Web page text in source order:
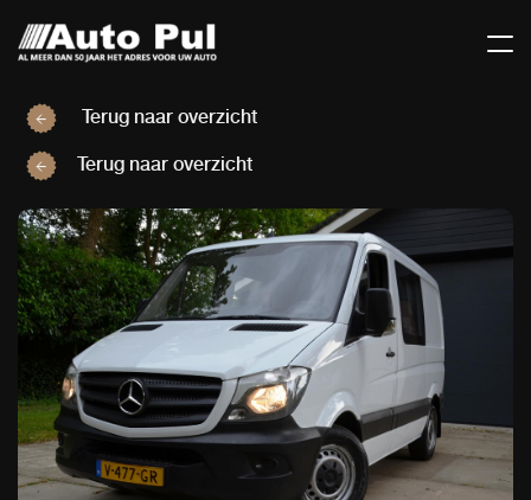
Terug naar overzicht
Terug naar overzicht